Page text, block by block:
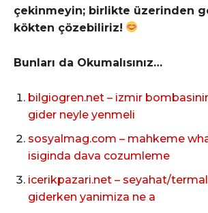
çekinmeyin; birlikte üzerinden
kökten çözebiliriz!
Bunları da Okumalısınız…
bilgiogren.net – izmir
gider neyle yenmeli
sosyalmag.com – mahkeme
isiginda dava cozumleme
icerikpazari.net – seyahat/
giderken yanimiza ne a